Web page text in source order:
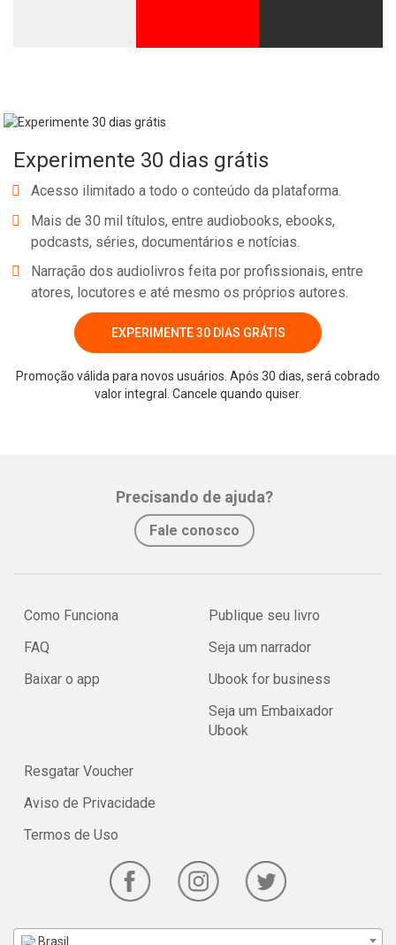
Experimente 30 dias grátis
Acesso ilimitado a todo o conteúdo da plataforma.
Mais de 30 mil títulos, entre audiobooks, ebooks,
podcasts, séries, documentários e notícias.
Narração dos audiolivros feita por profissionais, entre
atores, locutores e até mesmo os próprios autores.
EXPERIMENTE 30 DIAS GRÁTIS
Promoção válida para novos usuários. Após 30 dias, será cobrado
valor integral. Cancele quando quiser.
Precisando de ajuda?
Fale conosco
Como Funciona
FAQ
Baixar o app
Publique seu livro
Seja um narrador
Ubook for business
Seja um Embaixador
Ubook
Resgatar Voucher
Aviso de Privacidade
Termos de Uso
Brasil